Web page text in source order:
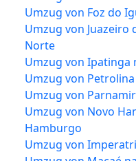
Umzug von Foz do
Umzug von Juazeiro
Norte
Umzug von Ipatinga
Umzug von
Umzug von
Umzug von Novo
Hamburgo
Umzug von